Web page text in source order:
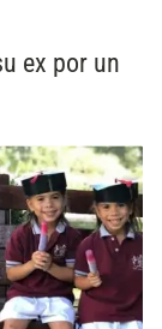
ex por un